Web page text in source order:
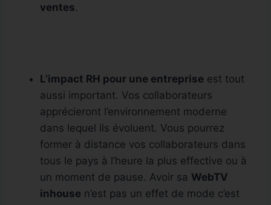
ventes.
L’impact RH pour une entreprise est tout
aussi important. Vos collaborateurs
apprécieront l’environnement moderne
dans lequel ils évoluent. Vous pourrez
former à distance vos collaborateurs dans
tous le pays à l’heure la plus effective ou à
un moment de pause. Avoir sa WebTV
inhouse n’est pas un effet de mode c’est